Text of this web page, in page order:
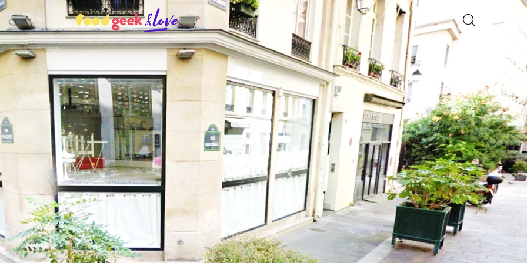
Food’News
Food’Com
Food’Art
Food’Event
Food’Life